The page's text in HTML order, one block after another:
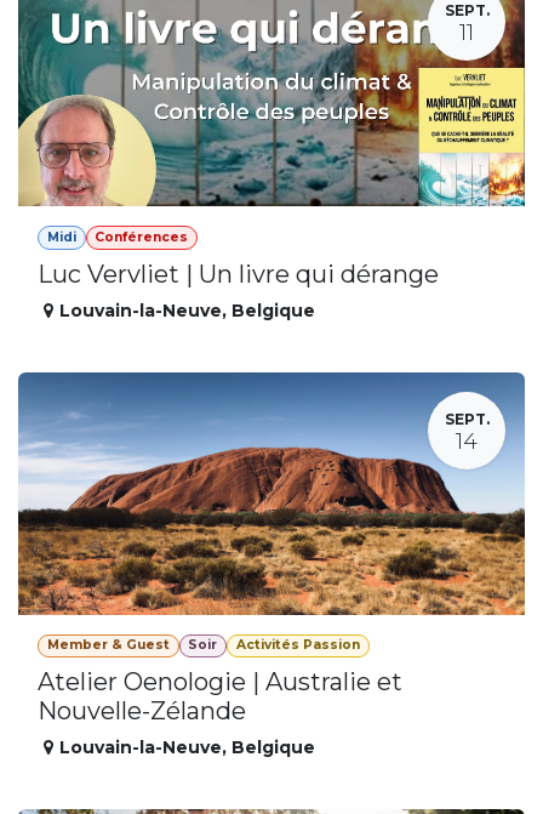
SEPT.
11
Midi Conférences
Luc Vervliet | Un livre qui dérange
Louvain-la-Neuve, Belgique
SEPT.
14
Member & Guest Soir Activités Passion
Atelier Oenologie | Australie et
Nouvelle-Zélande
Louvain-la-Neuve, Belgique